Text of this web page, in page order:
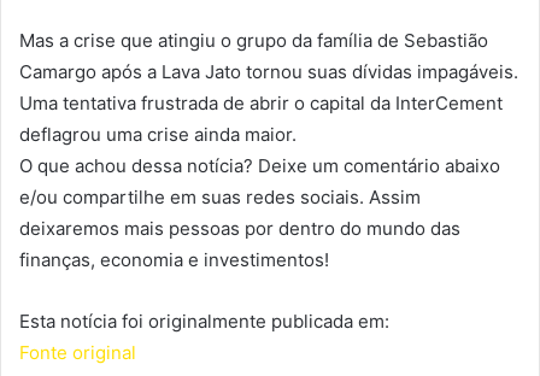
Mas a crise que atingiu o grupo da família de Sebastião
Camargo após a Lava Jato tornou suas dívidas impagáveis.
Uma tentativa frustrada de abrir o capital da InterCement
deflagrou uma crise ainda maior.
O que achou dessa notícia? Deixe um comentário abaixo
e/ou compartilhe em suas redes sociais. Assim
deixaremos mais pessoas por dentro do mundo das
finanças, economia e investimentos!
Esta notícia foi originalmente publicada em:
Fonte original